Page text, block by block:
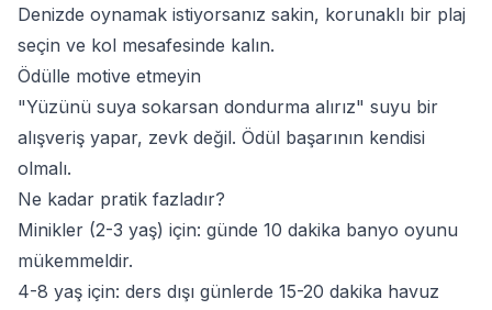
Denizde oynamak istiyorsanız sakin, korunaklı bir plaj
seçin ve kol mesafesinde kalın.
Ödülle motive etmeyin
"Yüzünü suya sokarsan dondurma alırız" suyu bir
alışveriş yapar, zevk değil. Ödül başarının kendisi
olmalı.
Ne kadar pratik fazladır?
Minikler (2-3 yaş) için: günde 10 dakika banyo oyunu
mükemmeldir.
4-8 yaş için: ders dışı günlerde 15-20 dakika havuz